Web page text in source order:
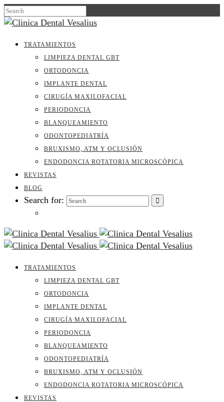
TRATAMIENTOS
LIMPIEZA DENTAL GBT
ORTODONCIA
IMPLANTE DENTAL
CIRUGÍA MAXILOFACIAL
PERIODONCIA
BLANQUEAMIENTO
ODONTOPEDIATRÍA
BRUXISMO, ATM Y OCLUSIÓN
ENDODONCIA ROTATORIA MICROSCÓPICA
REVISTAS
BLOG
Search for:
TRATAMIENTOS
LIMPIEZA DENTAL GBT
ORTODONCIA
IMPLANTE DENTAL
CIRUGÍA MAXILOFACIAL
PERIODONCIA
BLANQUEAMIENTO
ODONTOPEDIATRÍA
BRUXISMO, ATM Y OCLUSIÓN
ENDODONCIA ROTATORIA MICROSCÓPICA
REVISTAS